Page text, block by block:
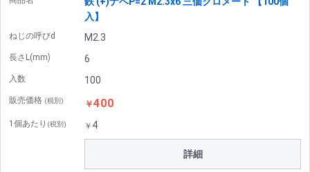
入】
ねじの呼びd M2.3
長さL(mm) 6
入数 100
販売価格 (税別) ￥400
1個あたり (税別) ￥ 4
詳細